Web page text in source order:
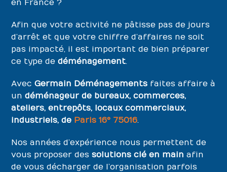
en France ?
Afin que votre activité ne pâtisse pas de jours
d’arrêt et que votre chiffre d’affaires ne soit
pas impacté, il est important de bien préparer
ce type de déménagement.
AvecGermain Déménagements faites affaire à
undéménageur de bureaux, commerces,
ateliers, entrepôts, locaux commerciaux,
industriels, de Paris 16° 75016.
Nos années d’expérience nous permettent de
vous proposer dessolutions clé en main afin
de vous décharger de l’organisation parfois